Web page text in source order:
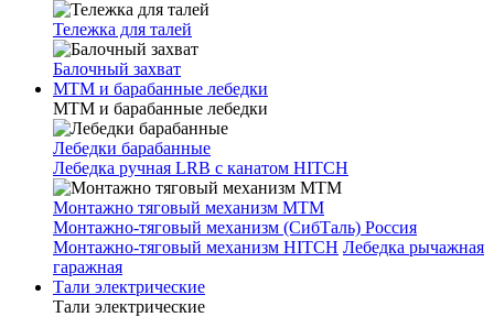
Тележка для талей
Балочный захват
МТМ и барабанные лебедки
МТМ и барабанные лебедки
Лебедки барабанные
Лебедка ручная LRB с канатом HITCH
Монтажно тяговый механизм МТМ
Монтажно-тяговый механизм (СибТаль) Россия
Монтажно-тяговый механизм HITCH Лебедка рычажная
гаражная
Тали электрические
Тали электрические